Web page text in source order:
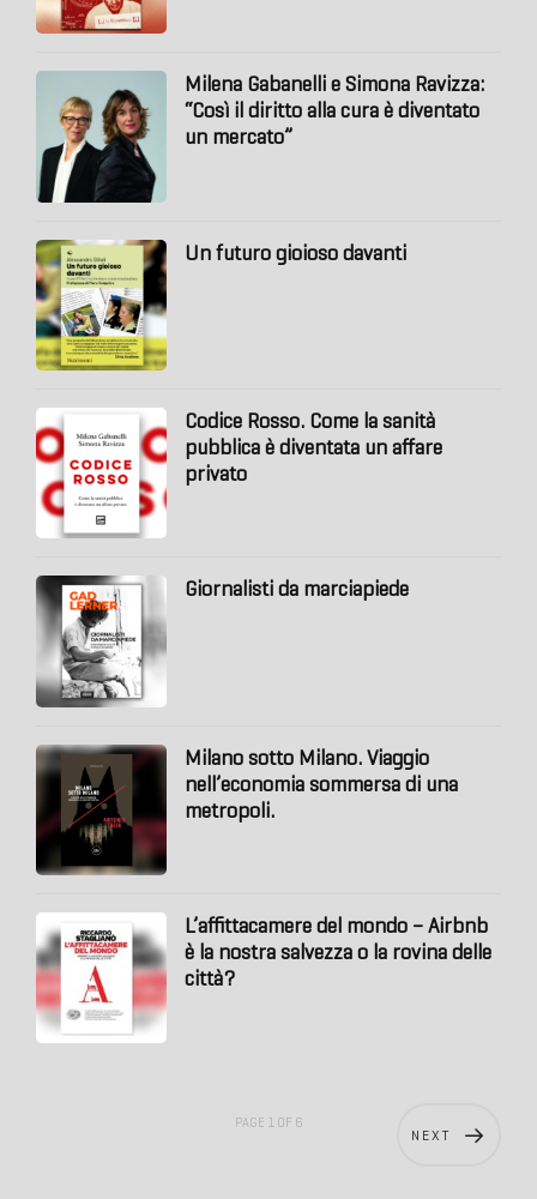
Milena Gabanelli e Simona Ravizza:
“Così il diritto alla cura è diventato
un mercato”
Un futuro gioioso davanti
Codice Rosso. Come la sanità
pubblica è diventata un affare
privato
Giornalisti da marciapiede
Milano sotto Milano. Viaggio
nell’economia sommersa di una
metropoli.
L’affittacamere del mondo – Airbnb
è la nostra salvezza o la rovina delle
città?
NEXT
PAGE 1 OF 6